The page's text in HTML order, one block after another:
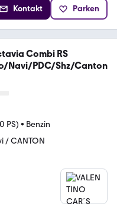
Kontakt Parken
Combi RS
Navi/PDC/Shz/Canton
PS) • Benzin
/ CANTON